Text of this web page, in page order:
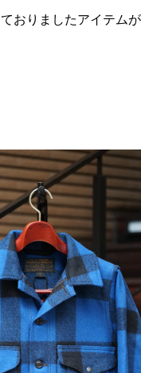
おりましたアイテムが